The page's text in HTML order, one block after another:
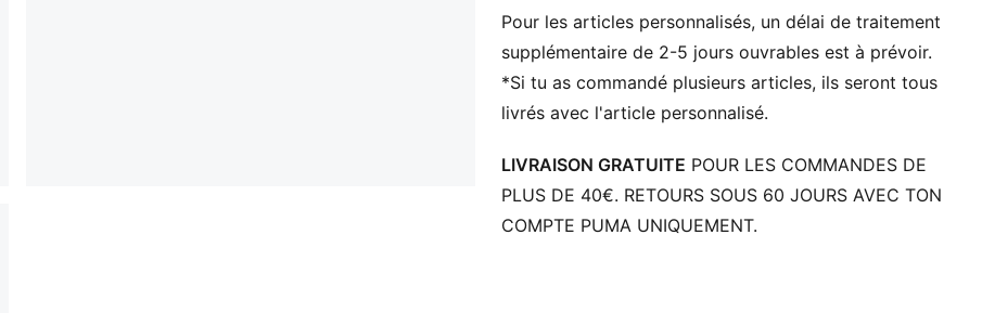
Bout : Arrondi
Fermeture : Fermeture à lacets
Talon : Talon plat
Hauteur de semelle : 40 mm/32 mm
Poids : 194 g (taille EU 42)
Pronation : Neutre
Semelle extérieure modifiée pour une traction
optimale pour les sleds
Pour les articles personnalisés, un délai de traitement
supplémentaire de 2-5 jours ouvrables est à prévoir.
*Si tu as commandé plusieurs articles, ils seront tous
livrés avec l'article personnalisé.
LIVRAISON GRATUITE POUR LES COMMANDES DE
PLUS DE 40€. RETOURS SOUS 60 JOURS AVEC TON
COMPTE PUMA UNIQUEMENT.